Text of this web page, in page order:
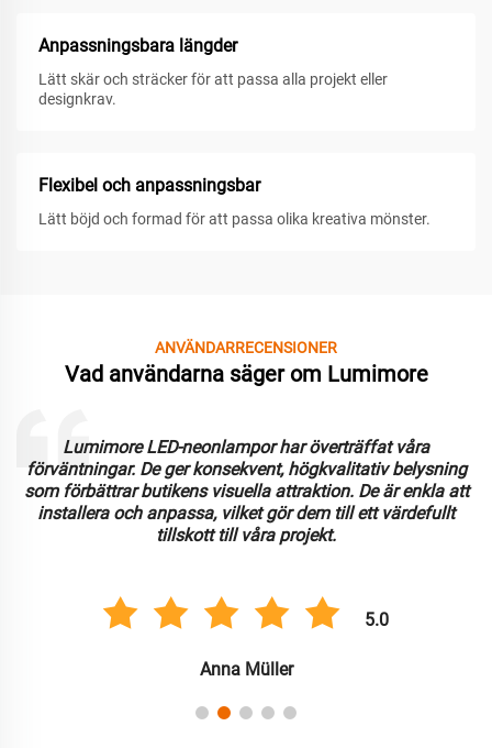
Anpassningsbara längder
Lätt skär och sträcker för att passa alla projekt eller
designkrav.
Flexibel och anpassningsbar
Lätt böjd och formad för att passa olika kreativa mönster.
ANVÄNDARRECENSIONER
Vad användarna säger om Lumimore
Att arbeta med Lumimore har varit en fantastisk
upplevelse. LED-neonlamporna är hållbara och ger utmärkt
ljusstyrka. Vi uppskattar anpassningsförmågan och
användarvänligheten, vilket har effektiviserat
installationsprocessen för flera kommersiella tillämpningar.
5.0
Carlos González